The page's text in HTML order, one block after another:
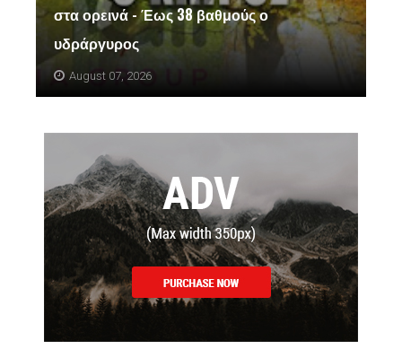
στα ορεινά - Έως 38 βαθμούς ο
υδράργυρος
August 07, 2026